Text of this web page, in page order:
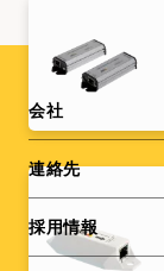
ロ
パ
テ
ィ
の
説
明
プ
ロ
テ
ィ
値
電力 (平均)
Footer
menu
会社
連絡先
採用情報